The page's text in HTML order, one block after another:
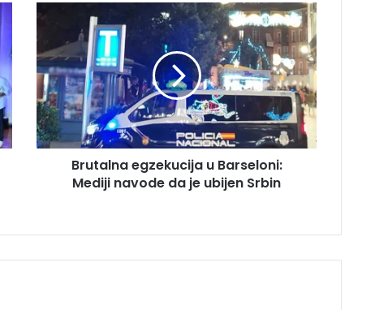
B
u
t
a
l
n
a
e
u
Brutalna egzekucija u Barseloni:
Mediji navode da je ubijen Srbin